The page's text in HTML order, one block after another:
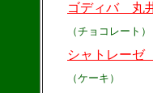
ゴディバ 丸
（チョコレート）
シャトレー
（ケーキ）